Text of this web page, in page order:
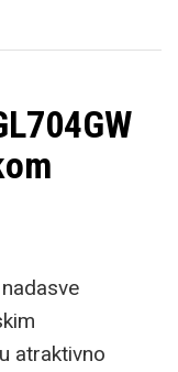
atraktivno